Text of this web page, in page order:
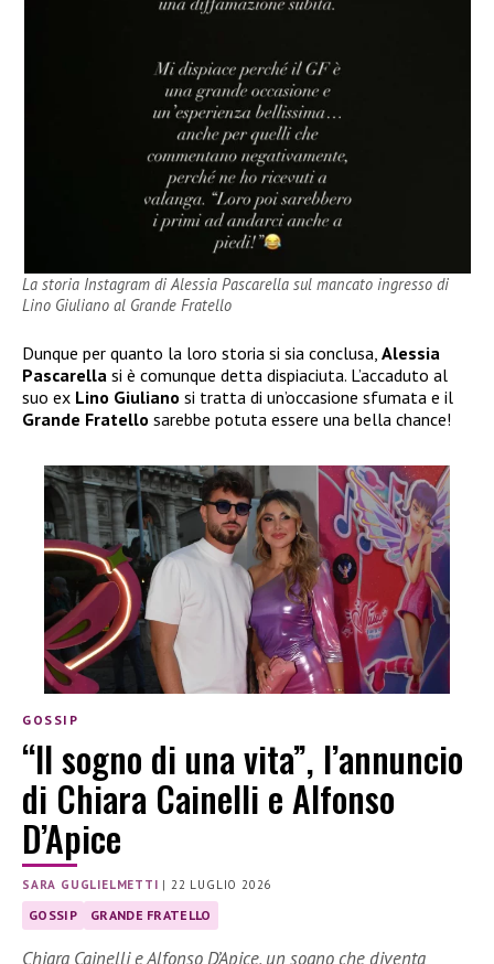
La storia Instagram di Alessia Pascarella sul mancato ingresso di
Lino Giuliano al Grande Fratello
Dunque per quanto la loro storia si sia conclusa, Alessia
Pascarella si è comunque detta dispiaciuta. L’accaduto al
suo ex Lino Giuliano si tratta di un’occasione sfumata e il
Grande Fratello sarebbe potuta essere una bella chance!
GOSSIP
“Il sogno di una vita”, l’annuncio
di Chiara Cainelli e Alfonso
D’Apice
SARA GUGLIELMETTI | 22 LUGLIO 2026
GOSSIP GRANDE FRATELLO
Chiara Cainelli e Alfonso D’Apice, un sogno che diventa